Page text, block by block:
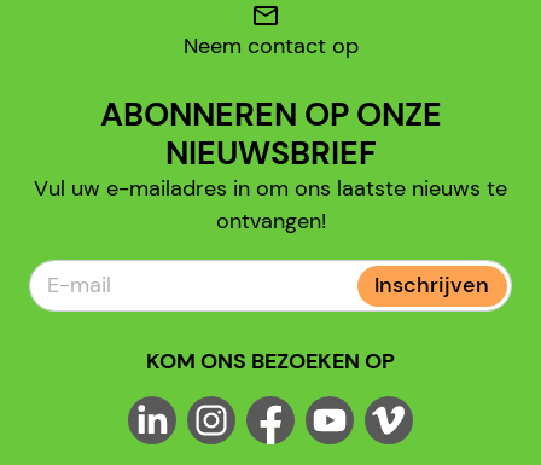
mail
Neem contact op
ABONNEREN OP ONZE
NIEUWSBRIEF
Vul uw e-mailadres in om ons laatste nieuws te
ontvangen!
Inschrijven
KOM ONS BEZOEKEN OP